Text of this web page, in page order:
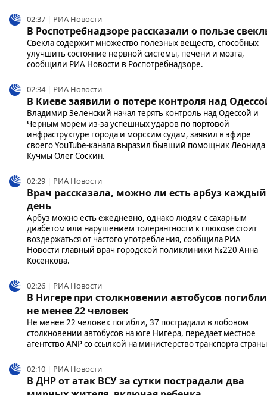
02:37 | РИА Новости
В Роспотребнадзоре рассказали о пользе
Свекла содержит множество полезных веществ, способных
улучшить состояние нервной системы, печени и мозга,
сообщили РИА Новости в Роспотребнадзоре.
02:34 | РИА Новости
В Киеве заявили о потере контроля над
Владимир Зеленский начал терять контроль над Одессой и
Черным морем из-за успешных ударов по портовой
инфраструктуре города и морским судам, заявил в эфире
своего YouTube-канала выразил бывший помощник Леонида
Кучмы Олег Соскин.
02:29 | РИА Новости
Врач рассказала, можно ли есть арбуз каждый
день
Арбуз можно есть ежедневно, однако людям с сахарным
диабетом или нарушением толерантности к глюкозе стоит
воздержаться от частого употребления, сообщила РИА
Новости главный врач городской поликлиники №220 Анна
Косенкова.
02:26 | РИА Новости
В Нигере при столкновении автобусов погибли
не менее 22 человек
Не менее 22 человек погибли, 37 пострадали в лобовом
столкновении автобусов на юге Нигера, передает местное
агентство ANP со ссылкой на министерство транспорта
02:10 | РИА Новости
В ДНР от атак ВСУ за сутки пострадали два